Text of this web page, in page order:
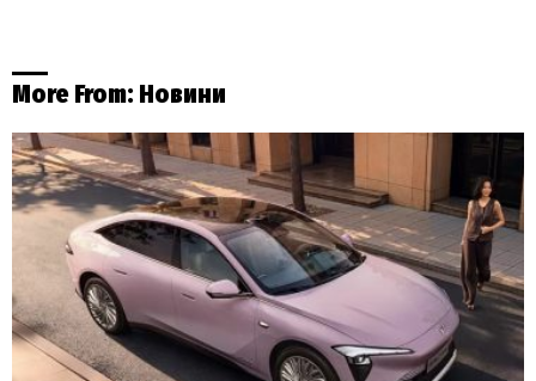
More From: Новини